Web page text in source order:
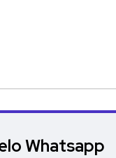
Whatsapp